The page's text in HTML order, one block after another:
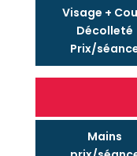
Visage +
Décolleté
Prix/
Mains